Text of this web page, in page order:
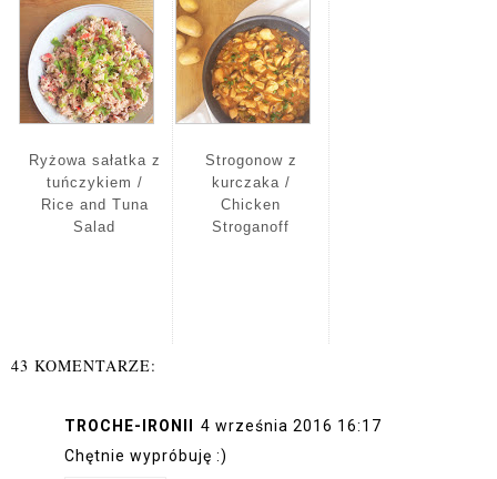
Ryżowa sałatka z
tuńczykiem /
Rice and Tuna
Salad
Strogonow z
kurczaka /
Chicken
Stroganoff
43 KOMENTARZE:
TROCHE-IRONII
4 września 2016 16:17
Chętnie wypróbuję :)